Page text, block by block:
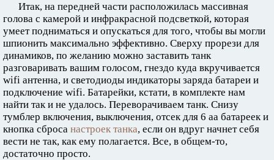
Итак, на передней части расположилась массивная
голова с камерой и инфракрасной подсветкой, которая
умеет подниматься и опускаться для того, чтобы вы могли
шпионить максимально эффективно. Сверху прорези для
динамиков, по желанию можно заставить танк
разговаривать вашим голосом, гнездо куда вкручивается
wifi антенна, и светодиоды индикаторы заряда батареи и
подключение wifi. Батарейки, кстати, в комплекте нам
найти так и не удалось. Переворачиваем танк. Снизу
тумблер включения, выключения, отсек для 6 aa батареек и
кнопка сброса настроек танка, если он вдруг начнет себя
вести не так, как ему полагается. Все, в общем-то,
достаточно просто.